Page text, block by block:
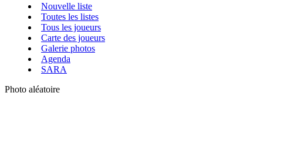
Nouvelle liste
Toutes les listes
Tous les joueurs
Carte des joueurs
Galerie photos
Agenda
SARA
Photo aléatoire